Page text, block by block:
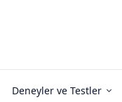
Deneyler ve Testler